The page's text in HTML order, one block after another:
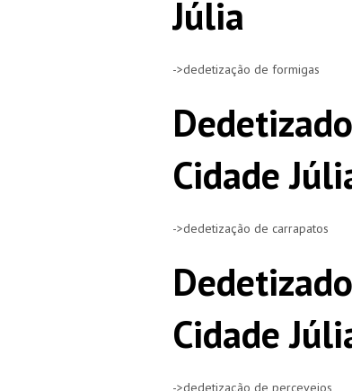
Júlia
->dedetização de formigas
Cidade
->dedetização de carrapatos
Cidade
->dedetização de percevejos